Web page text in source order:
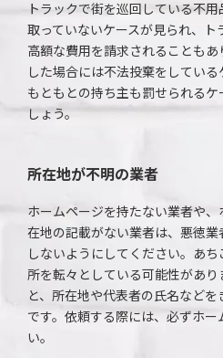
トラックで街を巡回している不
取っていないケースが見られ、ト
高額な費用を請求されることも
した場合には不法投棄をしてい
もともとの持ち主も罰せられる
しょう。
所在地が不明の業者
ホームページを持たない業者や
在地の記載がない業者は、悪徳
しないようにしてください。あ
所を転々としている可能性があ
と、所在地や代表者の氏名など
です。依頼する際には、必ずホ
い。